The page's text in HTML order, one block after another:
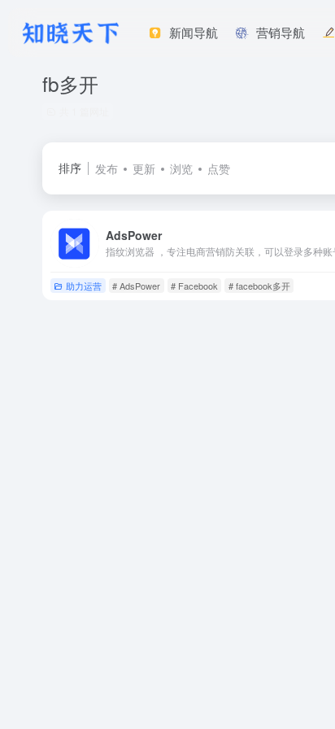
新闻导航 营销导航
fb多开
排序 发布 更新 浏览 点赞
AdsPower
指纹浏览器 ，专注电商营销防关联，可以登录多种账
助力运营 # AdsPower # Facebook # facebook多开